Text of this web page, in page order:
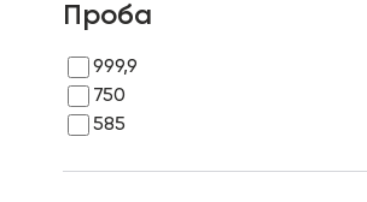
Проба
999,9
750
585